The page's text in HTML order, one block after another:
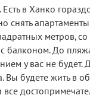
в Ханко
снять
метров,
балконом. До
у вас не
Вы будете жить в